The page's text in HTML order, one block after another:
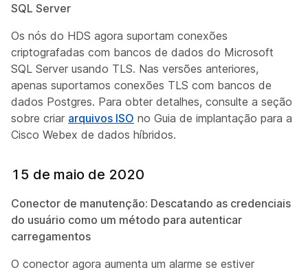
SQL Server
Os nós do HDS agora suportam conexões
criptografadas com bancos de dados do Microsoft
SQL Server usando TLS. Nas versões anteriores,
apenas suportamos conexões TLS com bancos de
dados Postgres. Para obter detalhes, consulte a seção
sobre criar arquivos ISO no Guia de implantação para a
Cisco Webex de dados híbridos.
15 de maio de 2020
Conector de manutenção: Descatando as credenciais
do usuário como um método para autenticar
carregamentos
O conector agora aumenta um alarme se estiver